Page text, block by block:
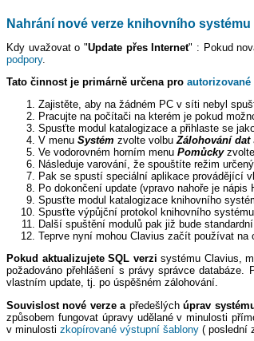
Nahrání nové verze knihovního
Kdy uvažovat o "Update přes Internet" : Pokud
podpory.
Tato činnost je primárně určena pro
Zajistěte, aby na žádném PC v síti nebyl
Pracujte na počítači na kterém je pokud
Spusťte modul katalogizace a přihlaste se
V menu Systém zvolte volbuZálohování dat
Ve vodorovném horním menu Pomůcky
Následuje varování, že spouštíte režim
Pak se spustí speciální aplikace provádějící
Po dokončení update (vpravo nahoře je
Spusťte modul katalogizace knihovního
Spusťte výpůjční protokol knihovního
Další spuštění modulů pak již bude
Teprve nyní mohou Clavius začít používat
Pokud aktualizujete SQL verzi systému Clavius,
požadováno přehlášení s právy správce
vlastním update, tj. po úspěšném zálohování.
Souvislost nové verze a předešlýchúprav
způsobem fungovat úpravy udělané v minulosti
v minulosti zkopírované výstupní šablony ( poslední